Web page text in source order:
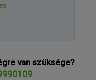
van szüksége?